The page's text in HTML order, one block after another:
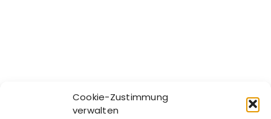
Cookie-Zustimmung
verwalten